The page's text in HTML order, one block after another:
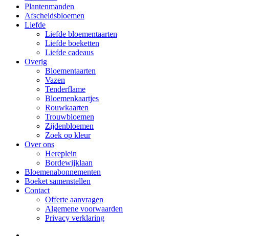
Plantenmanden
Afscheidsbloemen
Liefde
Liefde bloementaarten
Liefde boeketten
Liefde cadeaus
Overig
Bloementaarten
Vazen
Tenderflame
Bloemenkaartjes
Rouwkaarten
Trouwbloemen
Zijdenbloemen
Zoek op kleur
Over ons
Hereplein
Bordewijklaan
Bloemenabonnementen
Boeket samenstellen
Contact
Offerte aanvragen
Algemene voorwaarden
Privacy verklaring